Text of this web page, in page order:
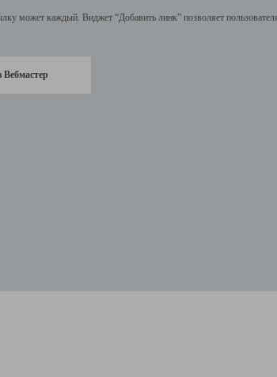
может каждый. Виджет “Добавить линк” позволяет
Вебмастер